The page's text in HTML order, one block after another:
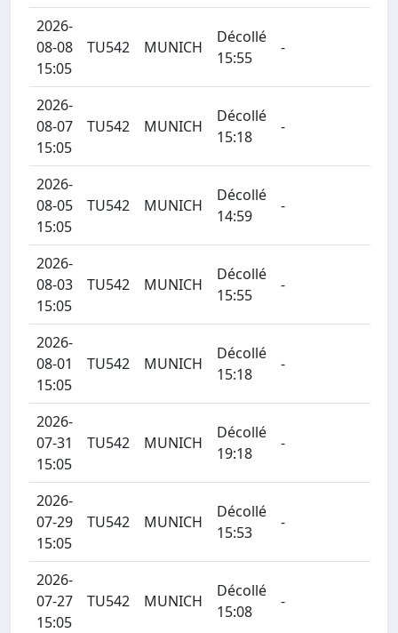
2026-
08-08
15:05
TU542 MUNICH
Décollé
15:55
-
2026-
08-07
15:05
TU542 MUNICH
Décollé
15:18
-
2026-
08-05
15:05
TU542 MUNICH
Décollé
14:59
-
2026-
08-03
15:05
TU542 MUNICH
Décollé
15:55
-
2026-
08-01
15:05
TU542 MUNICH
Décollé
15:18
-
2026-
07-31
15:05
TU542 MUNICH
Décollé
19:18
-
2026-
07-29
15:05
TU542 MUNICH
Décollé
15:53
-
2026-
07-27
15:05
TU542 MUNICH
Décollé
15:08
-